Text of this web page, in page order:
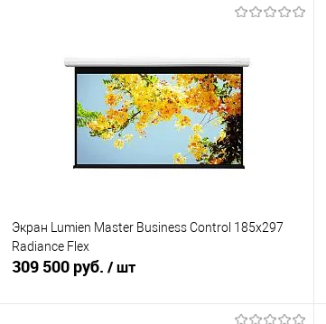
Экран Lumien Master Business Control 185x297
Radiance Flex
309 500 руб. / шт